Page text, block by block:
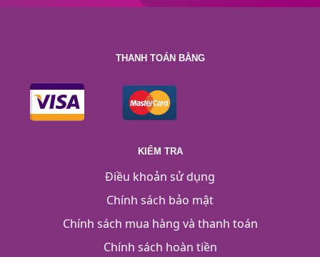
THANH TOÁN BẰNG
KIỂM TRA
Điều khoản sử dụng
Chính sách bảo mật
Chính sách mua hàng và thanh toán
Chính sách hoàn tiền